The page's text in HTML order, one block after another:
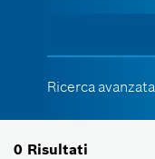
Ricerca avanzata
0 Risultati